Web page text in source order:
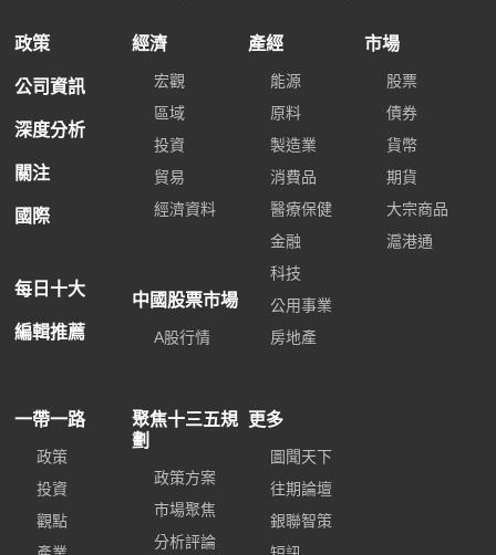
政策
公司資訊
深度分析
關注
國際
每日十大
編輯推薦
經濟
宏觀
區域
投資
貿易
經濟資料
中國股票市場
A股行情
產經
能源
原料
製造業
消費品
醫療保健
金融
科技
公用事業
房地產
市場
股票
債券
貨幣
期貨
大宗商品
滬港通
一帶一路
政策
投資
觀點
聚焦十三五規
劃
政策方案
市場聚焦
分析評論
更多
圖聞天下
往期論壇
銀聯智策